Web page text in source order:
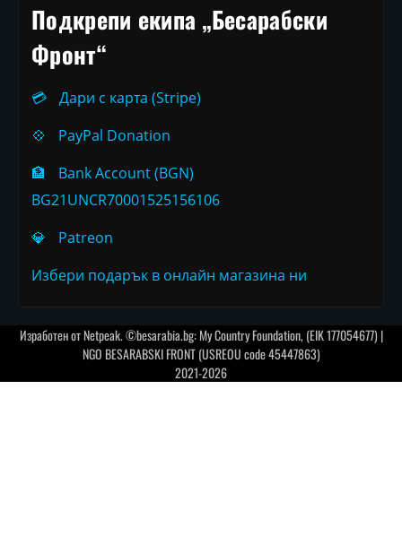
Подкрепи екипа „Бесарабски
Фронт“
💳
Дари с карта (Stripe)
💠
PayPal Donation
🏦
Bank Account (BGN)
BG21UNCR70001525156106
💎
Patreon
Избери подарък в онлайн магазина ни
Изработен отNetpeak. ©besarabia.bg: My Country Foundation, (EIK 177054677) |
NGO BESARABSKI FRONT (USREOU code 45447863)
2021-2026